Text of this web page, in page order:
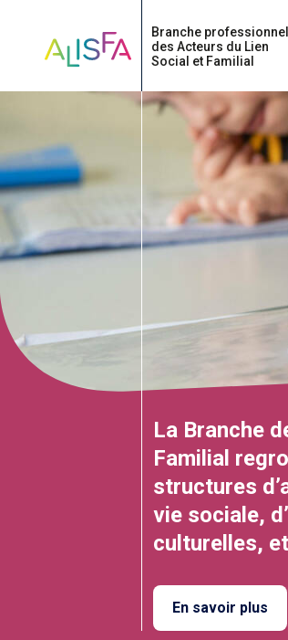
La Branche
Familial
structures
vie sociale,
culturelles,
En savoir plus